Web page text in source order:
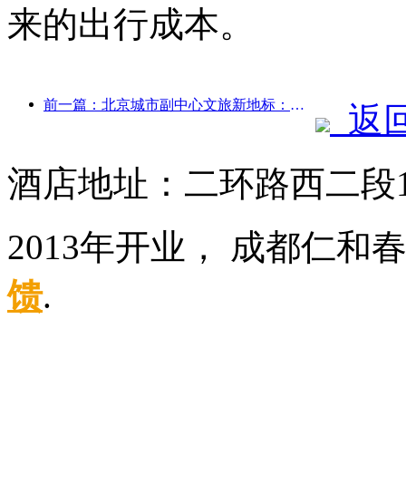
来的出行成本。
前一篇：北京城市副中心文旅新地标：顶点公园将于今年正式亮相
返
酒店地址：二环路西二
2013年开业， 成都仁
馈.